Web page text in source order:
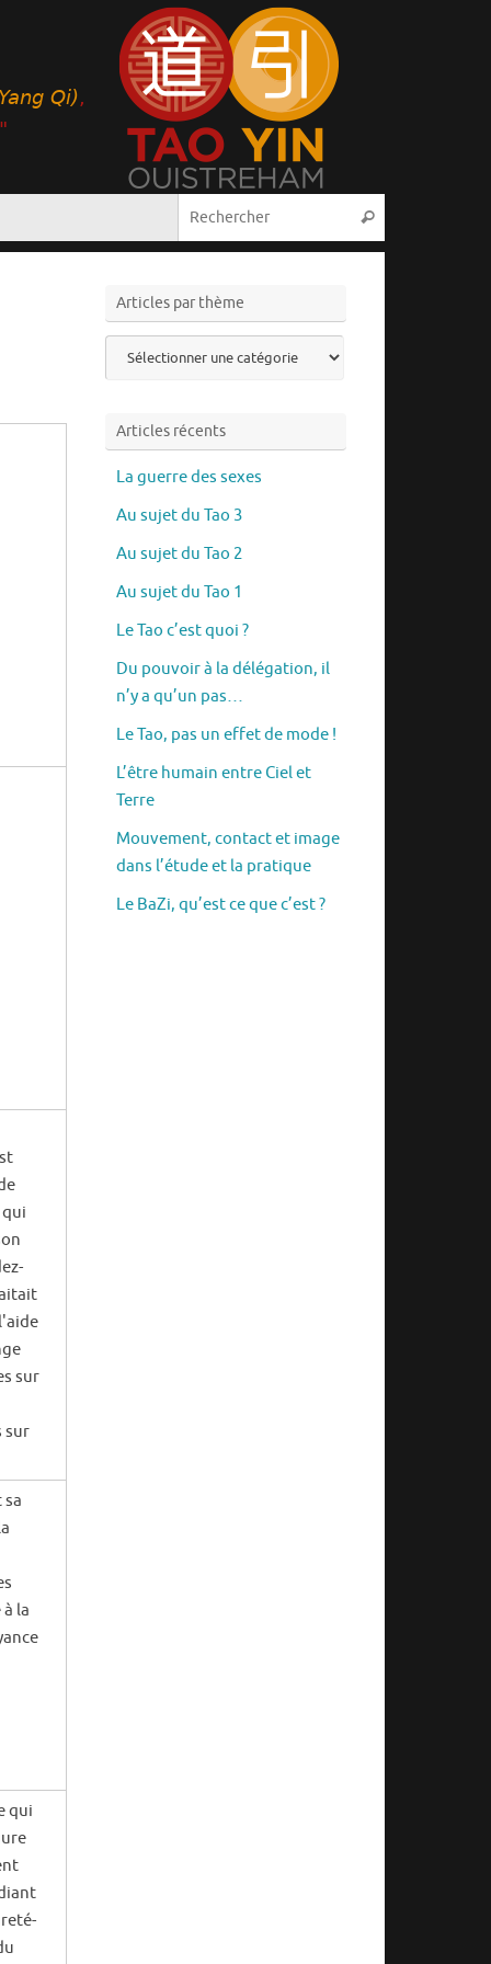
Rechercher
sur
sur
sa
la
qui
Articles par thème
Articles
par
Articles récents
La guerre des sexes
Au sujet du Tao 3
Au sujet du Tao 2
Au sujet du Tao 1
Le Tao c’est quoi ?
Du pouvoir à la délégation, il
n’y a qu’un pas…
Le Tao, pas un effet de mode !
L’être humain entre Ciel et
Terre
Mouvement, contact et image
dans l’étude et la pratique
Le BaZi, qu’est ce que c’est ?